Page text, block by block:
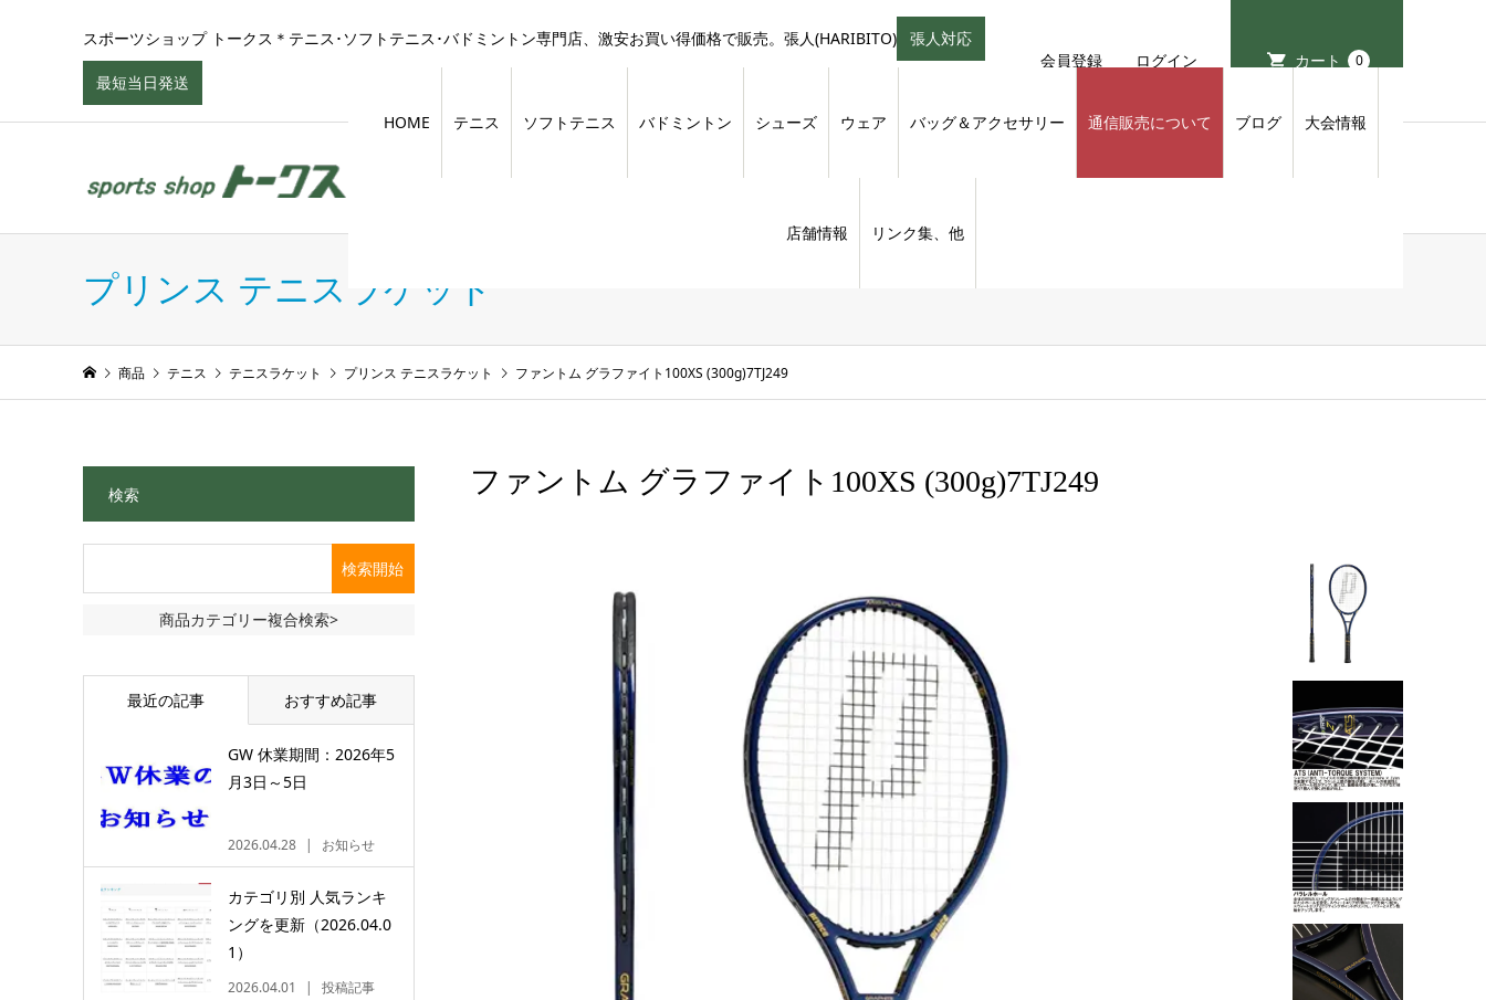
スポーツショップ トークス＊テニス･ソフトテニス･バドミントン専門店、激安お買い得価格で販売。張人(HARIBITO) 張人対応
最短当日発送
会員登録 ログイン カート 0
HOME テニス ソフトテニス バドミントン シューズ ウェア バッグ＆アクセサリー 通信販売について ブログ 大会情報
店舗情報 リンク集、他
プリンス テニスラケット
商品 テニス テニスラケット プリンス テニスラケット ファントム グラファイト100XS (300g)7TJ249
ファントム グラファイト100XS (300g)7TJ249
検索
商品カテゴリー複合検索>
最近の記事 おすすめ記事
GW 休業期間：2026年5
月3日～5日
2026.04.28 お知らせ
カテゴリ別 人気ランキ
ングを更新（2026.04.0
1）
2026.04.01 投稿記事